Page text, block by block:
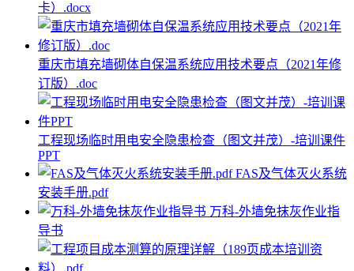
卡）.docx
重庆市填充墙砌体自保温系统应用技术要点（2021年修
订版）.doc
工程现场临时用电安全隐患检查（图文并茂）-培训课件
PPT
FAS及气体灭火系统
安装手册.pdf
万科-外墙免抹灰作业指
导书